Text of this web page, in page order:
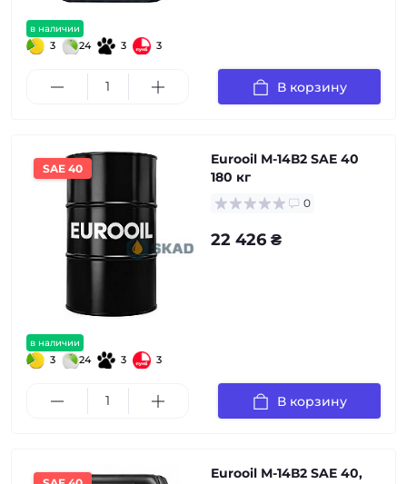
в наличии
3 24 3 3
В корзину
SAE 40
в наличии
3 24 3 3
Eurooil М-14В2 SAE 40
180 кг
0
22 426 ₴
В корзину
Eurooil М-14В2 SAE 40,